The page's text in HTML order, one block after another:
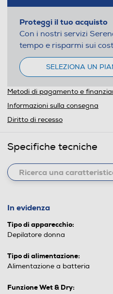
Proteggi il tuo acquisto
Con i nostri servizi
tempo e risparmi sui
SELEZIONA UN
Metodi di pagamento e
Informazioni sulla consegna
Diritto di recesso
Specifiche tecniche
In evidenza
Tipo di apparecchio:
Depilatore donna
Tipo di alimentazione:
Alimentazione a batteria
Funzione Wet & Dry: